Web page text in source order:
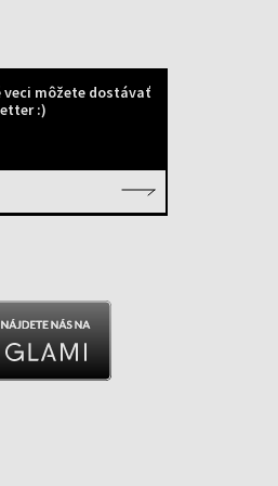
veci môžete dostávať
:)